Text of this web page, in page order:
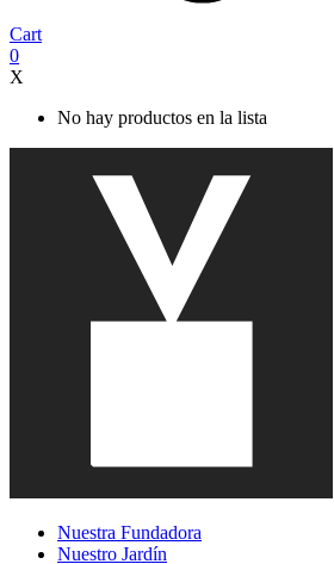
Cart
0
X
No hay productos en la lista
Nuestra Fundadora
Nuestro Jardín